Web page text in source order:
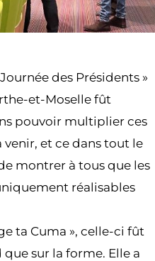
des Présidents »
et-Moselle fût
pouvoir multiplier ces
venir, et ce dans tout le
montrer à tous que les
réalisables
ta Cuma », celle-ci fût
sur la forme. Elle a